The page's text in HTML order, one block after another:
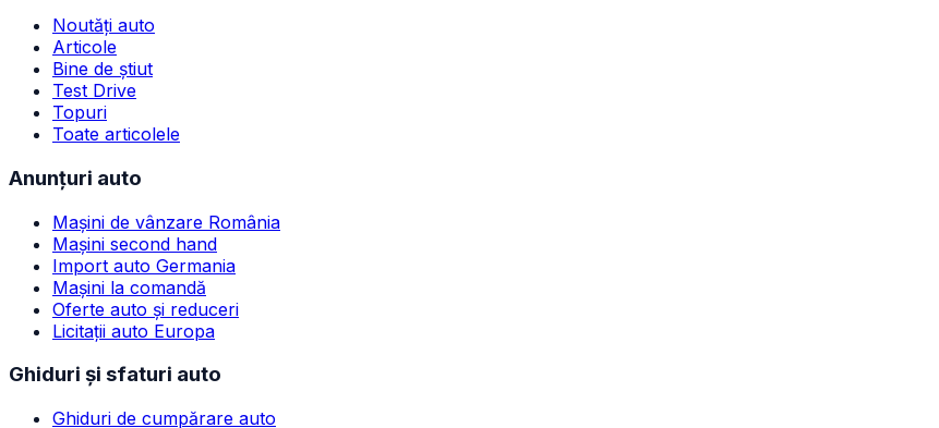
Noutăți auto
Articole
Bine de știut
Test Drive
Topuri
Toate articolele
Anunțuri auto
Mașini de vânzare România
Mașini second hand
Import auto Germania
Mașini la comandă
Oferte auto și reduceri
Licitații auto Europa
Ghiduri și sfaturi auto
Ghiduri de cumpărare auto